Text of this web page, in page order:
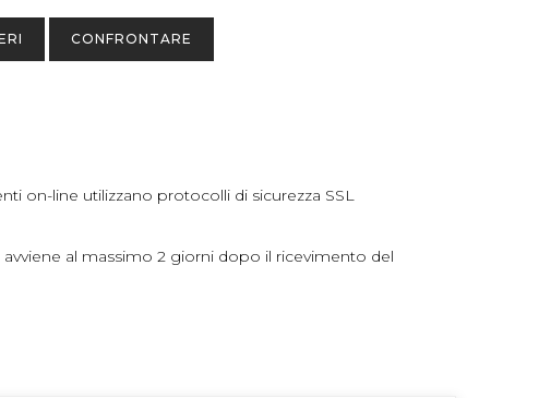
CONFRONTARE
on-line utilizzano protocolli di sicurezza SSL
avviene al massimo 2 giorni dopo il ricevimento del